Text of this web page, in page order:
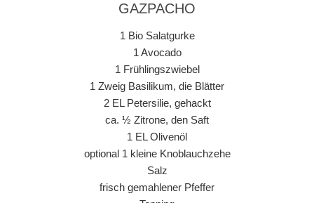
GAZPACHO
1 Bio Salatgurke
1 Avocado
1 Frühlingszwiebel
1 Zweig Basilikum, die Blätter
2 EL Petersilie, gehackt
ca. ½ Zitrone, den Saft
1 EL Olivenöl
optional 1 kleine Knoblauchzehe
Salz
frisch gemahlener Pfeffer